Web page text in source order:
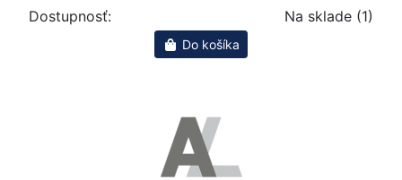
Dostupnosť: Na sklade (1)
Do košíka